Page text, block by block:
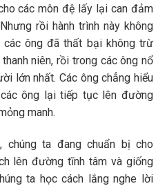
các môn đệ lấy lại can đảm
rồi hành trình này không
các ông đã thất bại không trừ
niên, rồi trong các ông nổ
lớn nhất. Các ông chẳng hiểu
ông lại tiếp tục lên đường
manh.
chúng ta đang chuẩn bị cho
lên đường tĩnh tâm và giống
ta học cách lắng nghe lời